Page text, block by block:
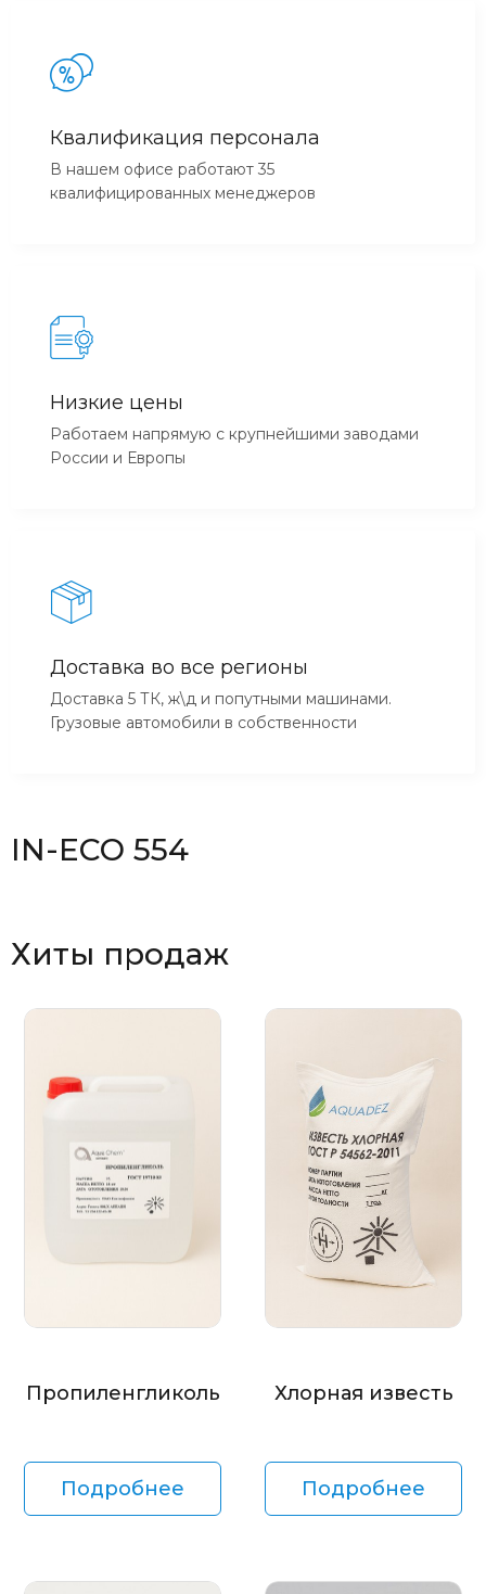
Квалификация персонала
В нашем офисе работают 35
квалифицированных менеджеров
Низкие цены
Работаем напрямую с крупнейшими заводами
России и Европы
Доставка во все регионы
Доставка 5 ТК, ж\д и попутными машинами.
Грузовые автомобили в собственности
IN-ECO 554
Хиты продаж
Пропиленгликоль
Подробнее
Хлорная известь
Подробнее